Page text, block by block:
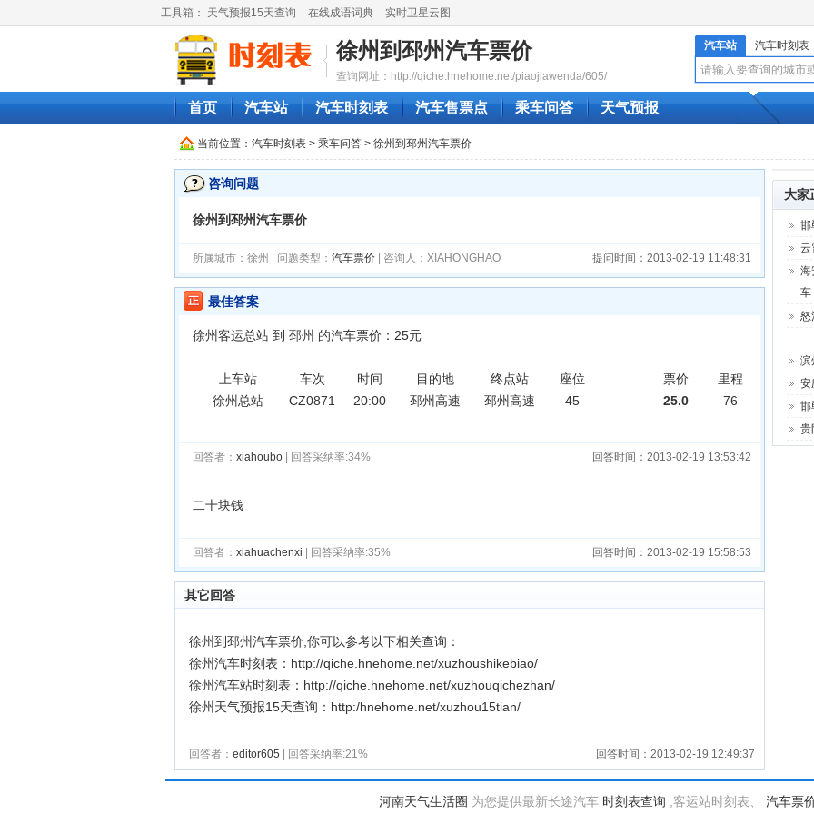
工具箱： 天气预报15天查询 在线成语词典 实时卫星云图
徐州到邳州汽车票价
查询网址：http://qiche.hnehome.net/piaojiawenda/605/
汽车站 汽车时刻表
首页 汽车站 汽车时刻表 汽车售票点 乘车问答 天气预报
当前位置： 汽车时刻表 > 乘车问答 > 徐州到邳州汽车票价
咨询问题
徐州到邳州汽车票价
提问时间：2013-02-19 11:48:31
所属城市：徐州 | 问题类型： 汽车票价 | 咨询人：XIAHONGHAO
最佳答案
徐州客运总站 到 邳州 的汽车票价：25元
上车站 车次 时间 目的地 终点站 座位 票价 里程 途时
徐州总站
CZ0871 20:00 邳州高速 邳州高速 45 25.0 76
回答时间：2013-02-19 13:53:42
回答者： xiahoubo | 回答采纳率:34%
二十块钱
回答时间：2013-02-19 15:58:53
回答者： xiahuachenxi | 回答采纳率:35%
其它回答
徐州到邳州汽车票价,你可以参考以下相关查询：
徐州汽车时刻表：http://qiche.hnehome.net/xuzhoushikebiao/
徐州汽车站时刻表：http://qiche.hnehome.net/xuzhouqichezhan/
徐州天气预报15天查询：http:/hnehome.net/xuzhou15tian/
回答时间：2013-02-19 12:49:37
回答者： editor605 | 回答采纳率:21%
大家
邯
云
海
车
怒
滨
安
邯
贵
河南天气生活圈 为您提供最新长途汽车 时刻表查询 ,客运站时刻表、 汽车票